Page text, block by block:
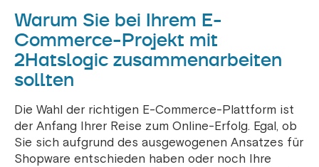
Warum Sie bei Ihrem E-
Commerce-Projekt mit
2Hatslogic zusammenarbeiten
sollten
Die Wahl der richtigen E-Commerce-Plattform ist
der Anfang Ihrer Reise zum Online-Erfolg. Egal, ob
Sie sich aufgrund des ausgewogenen Ansatzes für
Shopware entschieden haben oder noch Ihre